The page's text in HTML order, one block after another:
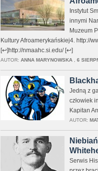
Instytut
innymi
Muzeum
Kultury Afroamerykańskiej4. http://
[↩]http://nmaahc.si.edu/ [↩]
AUTOR: ANNA MARYNOWSKA, 6
Jedną z
człowiek
Kapitan
AUTOR:
Serwis